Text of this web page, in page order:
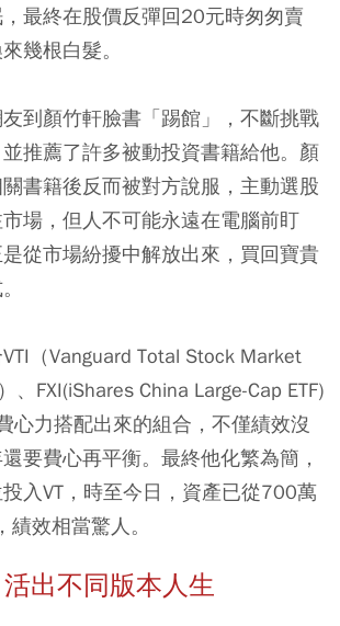
最終在股價反彈回20元時匆匆賣
幾根白髮。
到顏竹軒臉書「踢館」，不斷挑戰
推薦了許多被動投資書籍給他。顏
書籍後反而被對方說服，主動選股
場，但人不可能永遠在電腦前盯
從市場紛擾中解放出來，買回寶貴
（Vanguard Total Stock Market
、FXI(iShares China Large-Cap ETF)
心力搭配出來的組合，不僅績效沒
要費心再平衡。最終他化繁為簡，
入VT，時至今日，資產已從700萬
效相當驚人。
出不同版本人生